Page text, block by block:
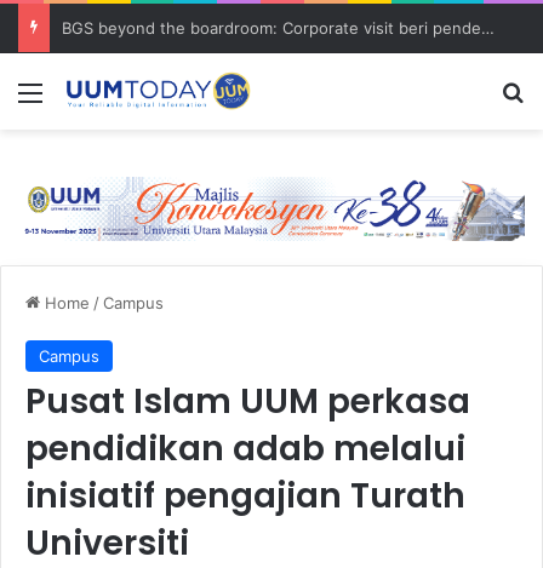
BGS beyond the boardroom: Corporate visit beri pendedahan dunia korporat kepada PELAJAR UUM
Menu
Home /Campus
Campus
Pusat Islam UUM perkasa
pendidikan adab melalui
inisiatif pengajian Turath
Universiti